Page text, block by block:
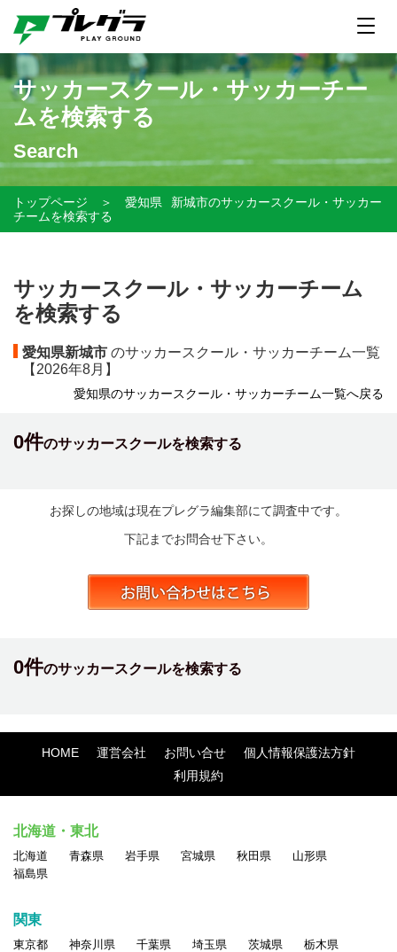
サッカースクール・サッカーチー
ムを検索する
Search
トップページ ＞ 愛知県
新城市のサッカースクール・サッカー
チームを検索する
サッカースクール・サッカーチーム
を検索する
愛知県新城市 のサッカースクール・サッカーチーム一覧
【 2026年8月】
愛知県のサッカースクール・サッカーチーム一覧へ戻る
0件のサッカースクールを検索する
お探しの地域は現在プレグラ編集部にて調査中です。
下記までお問合せ下さい。
0件のサッカースクールを検索する
HOME 運営会社 お問い合せ
個人情報保護法方針
利用規約
北海道・東北
北海道 青森県 岩手県 宮城県 秋田県
山形県
福島県
関東
東京都 神奈川県 千葉県 埼玉県 茨城県
栃木県